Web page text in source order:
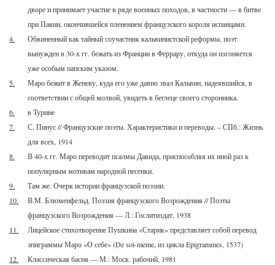
дворе и принимает участие в ряде военных походов, в частности — в битве
при Павии, окончившейся пленением французского короля испанцами.
4.
Обвиненный как тайный соучастник кальвинистской реформы, поэт
вынужден в 30-х гг. бежать из Франции в Феррару, откуда он изгоняется
уже особым папским указом.
5.
Маро бежит в Женеву, куда его уже давно звал Кальвин, надеявшийся, в
соответствии с общей молвой, увидеть в беглеце своего сторонника.
6.
в Турине
7.
С. Пинус // Французские поэты. Характеристики и переводы. – СПб.: Жизнь
для всех, 1914
8.
В 40-х гг. Маро переводит псалмы Давида, приспособляя их иной раз к
популярным мотивам народной песенки.
9.
Там же. Очерк истории французской поэзии.
10.
В.М. Блюменфельд. Поэзия французского Возрождения // Поэты
французского Возрождения — Л.: Гослитиздат, 1938
11.
Лицейское стихотворение Пушкина «Старик» представляет собой перевод
эпиграммы Маро «О себе» (De soi-meme, из цикла Epigrammes, 1537)
12.
Классическая басня — М.: Моск. рабочий, 1981